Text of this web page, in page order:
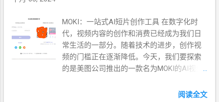
MOKI：一站式AI短片创作工具 在数字化时
代，视频内容的创作和消费已经成为我们日
常生活的一部分。随着技术的进步，创作视
频的门槛正在逐渐降低。今天，我们要探索
的是美图公司推出的一款名为MOKI的AI视频
游戏规则。 MOKI是什么？ MOKI是一款基于
阅读全文